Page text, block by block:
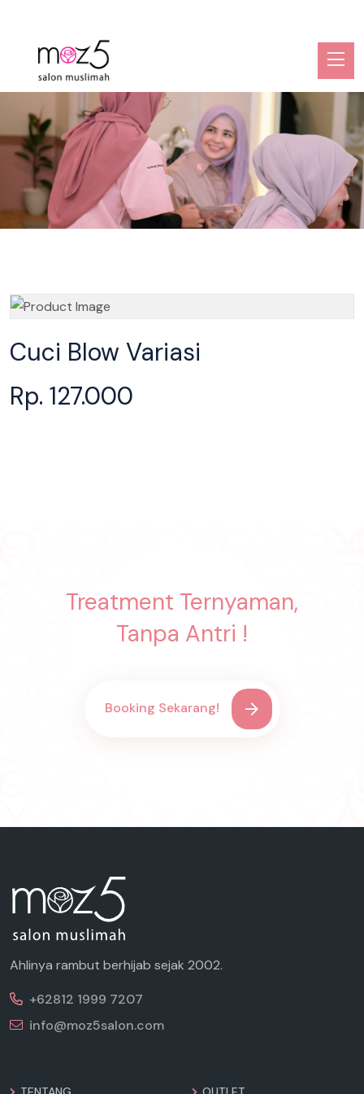
Cuci Blow Variasi
Rp. 127.000
Treatment Ternyaman,
Tanpa Antri !
Booking Sekarang!
Ahlinya rambut berhijab sejak 2002.
+62812 1999 7207
info@moz5salon.com